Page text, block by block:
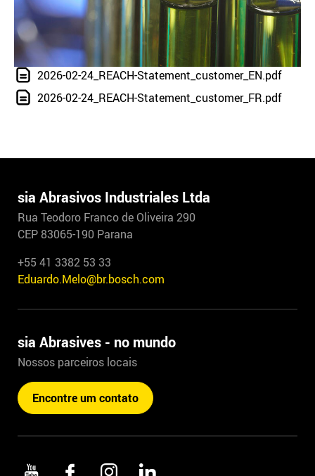
2026-02-24_REACH-Statement_customer_EN.pdf
2026-02-24_REACH-Statement_customer_FR.pdf
sia Abrasivos Industriales Ltda
Rua Teodoro Franco de Oliveira 290
CEP 83065-190 Parana
+55 41 3382 53 33
Eduardo.Melo@br.bosch.com
sia Abrasives - no mundo
Nossos parceiros locais
Encontre um contato